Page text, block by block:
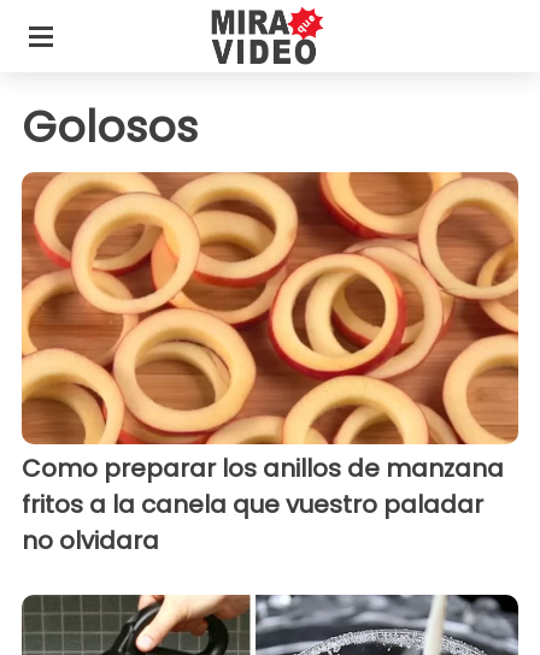
Golosos
Como preparar los anillos de manzana
fritos a la canela que vuestro paladar
no olvidara